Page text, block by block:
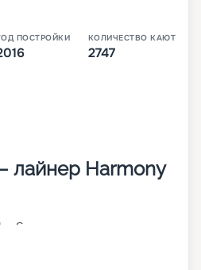
ПОСТРОЙКИ КОЛИЧЕСТВО КАЮТ
2747
лайнер Harmony
Seas на момент
относится к классу